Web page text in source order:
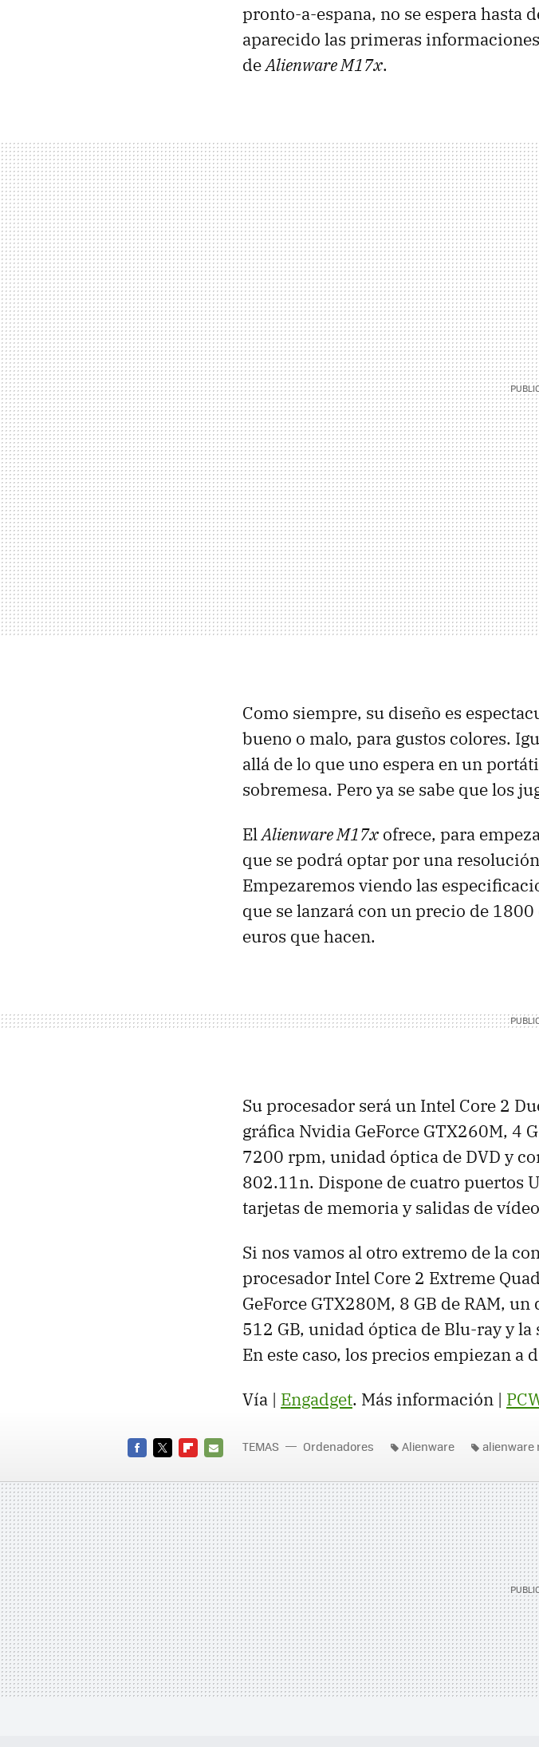
pronto-a-espana, no se espera hasta
aparecido las primeras
deAlienware M17x.
Como siempre, su diseño es
bueno o malo, para gustos colores.
allá de lo que uno espera en un
sobremesa. Pero ya se sabe que los
ElAlienware M17x ofrece, para
que se podrá optar por una
Empezaremos viendo las
que se lanzará con un precio de
euros que hacen.
Su procesador será un Intel Core 2
gráfica Nvidia GeForce GTX260M, 4
7200 rpm, unidad óptica de DVD y
802.11n. Dispone de cuatro puertos
tarjetas de memoria y salidas de
Si nos vamos al otro extremo de la
procesador Intel Core 2 Extreme
GeForce GTX280M, 8 GB de RAM,
512 GB, unidad óptica de Blu-ray y
En este caso, los precios empiezan a
Vía | Engadget. Más información |
MAIL
TEMAS Ordenadores Alienware alienware